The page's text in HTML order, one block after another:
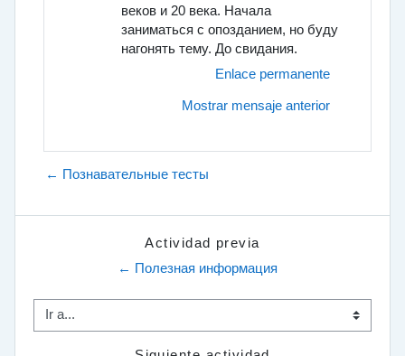
веков и 20 века. Начала
заниматься с опозданием, но буду
нагонять тему. До свидания.
Enlace permanente
Mostrar mensaje anterior
← Познавательные тесты
Actividad previa
← Полезная информация
Ir a...